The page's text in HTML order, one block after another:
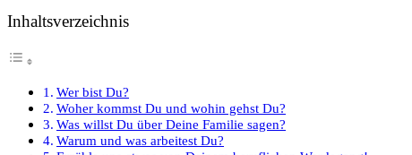
Inhaltsverzeichnis
Wer bist Du?
Woher kommst Du und wohin gehst Du?
Was willst Du über Deine Familie sagen?
Warum und was arbeitest Du?